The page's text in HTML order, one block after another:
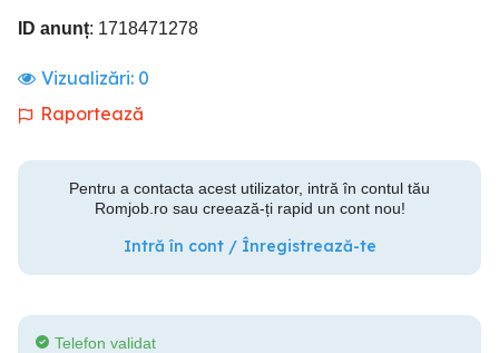
ID anunț: 1718471278
Vizualizări: 0
Raportează
Pentru a contacta acest utilizator, intră în contul tău
Romjob.ro sau creează-ți rapid un cont nou!
Intră în cont / Înregistrează-te
Telefon validat